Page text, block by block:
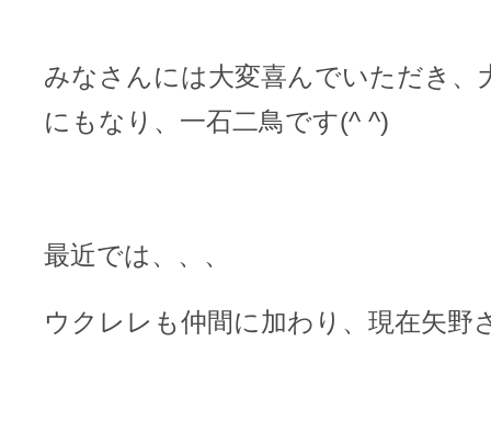
みなさんには大変喜んでいただき、
にもなり、一石二鳥です(^ ^)
最近では、、、
ウクレレも仲間に加わり、現在矢野